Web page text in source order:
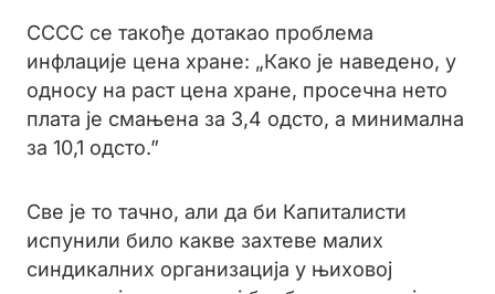
СССС се такође дотакао проблема
инфлације цена хране: „Како је наведено, у
односу на раст цена хране, просечна нето
плата је смањена за 3,4 одсто, а минимална
за 10,1 одсто.”
Све је то тачно, али да би Капиталисти
испунили било какве захтеве малих
синдикалних организација у њиховој